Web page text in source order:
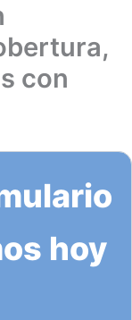
con
hoy